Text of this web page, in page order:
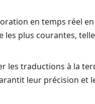
en temps réel
plus courantes,
les traductions à la
leur précision et